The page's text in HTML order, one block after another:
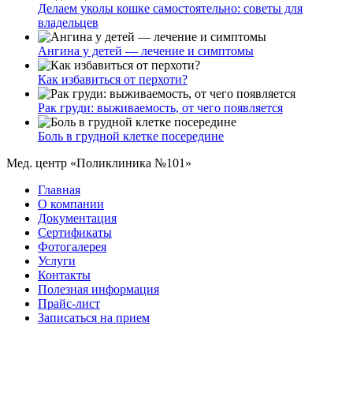
Делаем уколы кошке самостоятельно: советы для
владельцев
Ангина у детей — лечение и симптомы
Как избавиться от перхоти?
Рак груди: выживаемость, от чего появляется
Боль в грудной клетке посередине
Мед. центр «Поликлиника №101»
Главная
О компании
Документация
Сертификаты
Фотогалерея
Услуги
Контакты
Полезная информация
Прайс-лист
Записаться на прием